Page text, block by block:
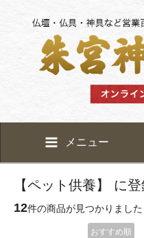
メニュー
【ペット供養】 に
12件の商品が見つかりました
おすすめ順